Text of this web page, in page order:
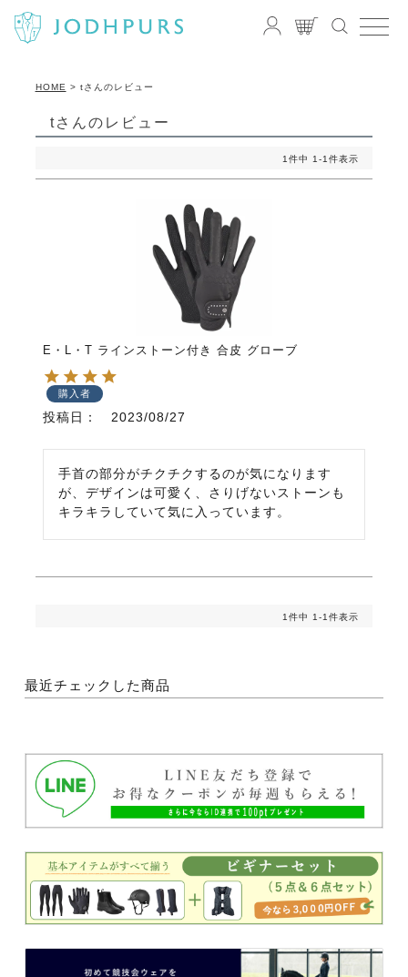
HOME tさんのレビュー
tさんのレビュー
1件中 1-1件表示
E・L・T ラインストーン付き 合皮 グローブ
購入者
投稿日 2023/08/27
手首の部分がチクチクするのが気になります
が、デザインは可愛く、さりげないストーンも
キラキラしていて気に入っています。
1件中 1-1件表示
最近チェックした商品